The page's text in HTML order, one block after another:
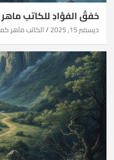
خفقُ الفؤادِ للكاتب
ديسمبر 15, 2025 الكاتب ماهر